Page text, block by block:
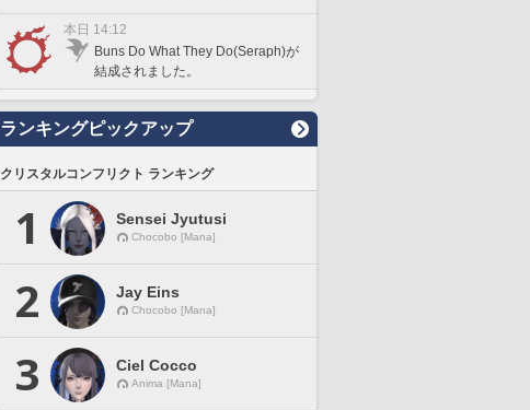
本日 14:12
Buns Do What They Do(Seraph)が
結成されました。
ランキングピックアップ
クリスタルコンフリクト ランキング
1 Sensei Jyutusi
Chocobo [Mana]
2 Jay Eins
Chocobo [Mana]
3 Ciel Cocco
Anima [Mana]